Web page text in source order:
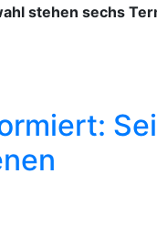
stehen sechs